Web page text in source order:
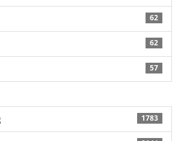
62
62
57
1783